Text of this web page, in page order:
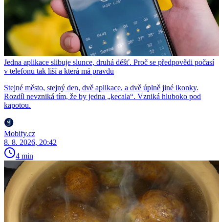
Jedna aplikace slibuje slunce, druhá déšť. Proč se předpovědi počasí
v telefonu tak liší a která má pravdu
Stejné město, stejný den, dvě aplikace, a dvě úplně jiné ikonky.
Rozdíl nevzniká tím, že by jedna „kecala“. Vzniká hluboko pod
kapotou.
Mobify.cz
8. 8. 2026, 20:42
4 min